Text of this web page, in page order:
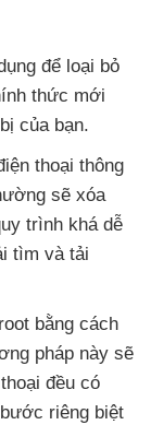
để loại bỏ
thức mới
của bạn.
thoại thông
sẽ xóa
trình khá dễ
tìm và tải
bằng cách
pháp này sẽ
đều có
riêng biệt